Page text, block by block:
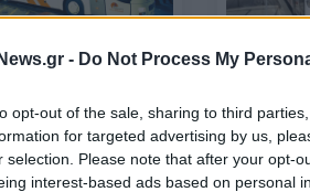
- Do Not Process My
opt-out of the sale, sharing to third
for targeted advertising by us,
selection. Please note that after your opt-
interest-based ads based on personal
Αργή
την πανδημία
ΟΙΚΟΝΟΜΙΑ
αστικά
έργα